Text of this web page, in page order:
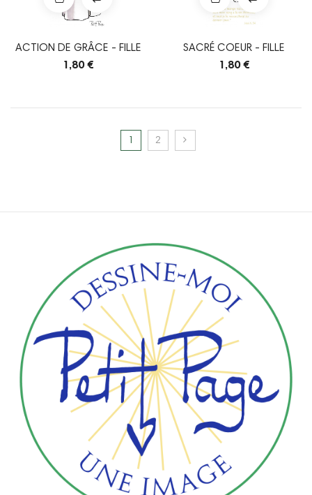
ACTION DE GRÂCE - FILLE
1,80 €
SACRÉ COEUR - FILLE
1,80 €
1 2